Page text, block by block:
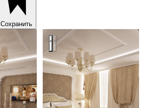
Сохранить
Quest room